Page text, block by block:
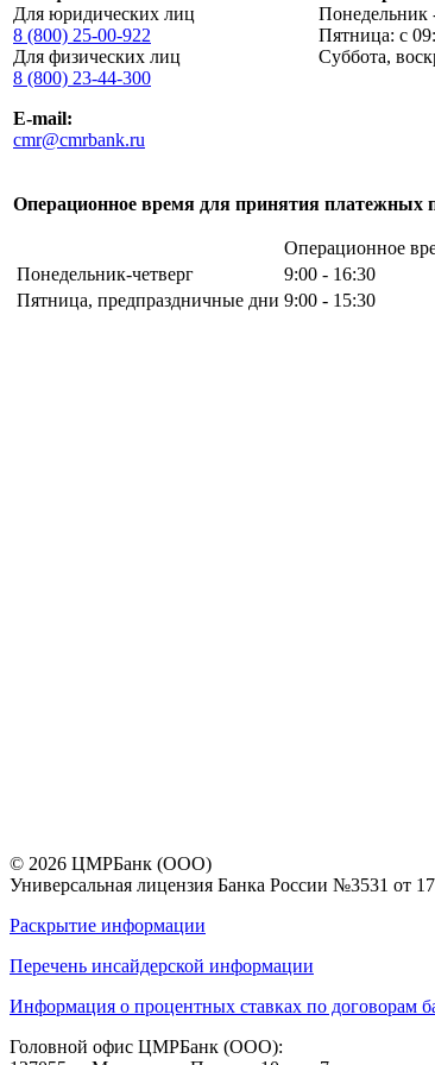
Для юридических лиц
8 (800) 25-00-922
Для физических лиц
8 (800) 23-44-300
E-mail:
cmr@cmrbank.ru
Понедельник
Пятница: с
Суббота,
Операционное время для принятия
Операционное
Понедельник-четверг
9:00 - 16:30
Пятница, предпраздничные дни 9:00 - 15:30
© 2026 ЦМРБанк (ООО)
Универсальная лицензия Банка России №3531 от 17
Раскрытие информации
Перечень инсайдерской информации
Информация о процентных ставках по договорам
Головной офис ЦМРБанк (ООО):